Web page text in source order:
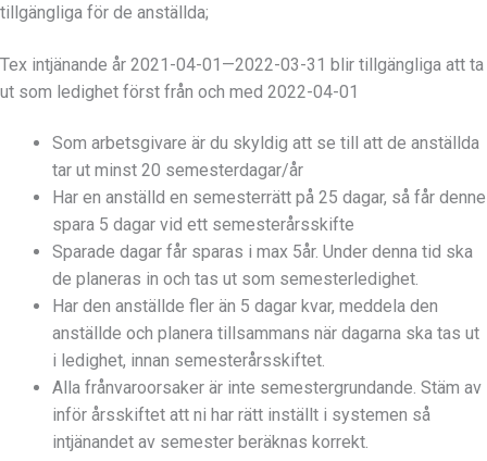
tillgängliga för de anställda;
Tex intjänande år 2021-04-01—2022-03-31 blir tillgängliga att ta
ut som ledighet först från och med 2022-04-01
Som arbetsgivare är du skyldig att se till att de anställda
tar ut minst 20 semesterdagar/år
Har en anställd en semesterrätt på 25 dagar, så får denne
spara 5 dagar vid ett semesterårsskifte
Sparade dagar får sparas i max 5år. Under denna tid ska
de planeras in och tas ut som semesterledighet.
Har den anställde fler än 5 dagar kvar, meddela den
anställde och planera tillsammans när dagarna ska tas ut
i ledighet, innan semesterårsskiftet.
Alla frånvaroorsaker är inte semestergrundande. Stäm av
inför årsskiftet att ni har rätt inställt i systemen så
intjänandet av semester beräknas korrekt.